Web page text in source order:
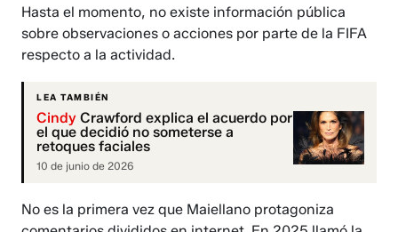
Hasta el momento, no existe información pública
sobre observaciones o acciones por parte de la FIFA
respecto a la actividad.
LEA TAMBIÉN
Cindy Crawford explica el acuerdo por
el que decidió no someterse a
retoques faciales
10 de junio de 2026
No es la primera vez que Maiellano protagoniza